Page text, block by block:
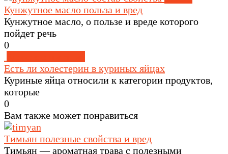
Кунжутное масло польза и вред
Кунжутное масло, о пользе и вреде которого
пойдет речь
0
Есть ли холестерин в куриных яйцах
Куриные яйца относили к категории продуктов,
которые
0
Вам также может понравиться
Тимьян полезные свойства и вред
Тимьян — ароматная трава с полезными